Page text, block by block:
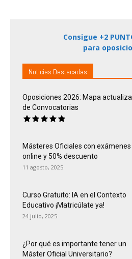
Consigue +2
para
Noticias Destacadas
Oposiciones 2026: Mapa
de Convocatorias
Másteres Oficiales con exámenes
online y 50% descuento
11 agosto, 2025
Curso Gratuito: IA en el Contexto
Educativo ¡Matricúlate ya!
24 julio, 2025
¿Por qué es importante tener un
Máster Oficial Universitario?